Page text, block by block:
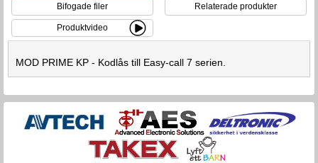
Bifogade filer Relaterade produkter
Produktvideo
MOD PRIME KP - Kodlås till Easy-call 7 serien.